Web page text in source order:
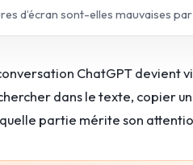
d’écran sont-elles mauvaises
ChatGPT devient
dans le texte, copier
partie mérite son